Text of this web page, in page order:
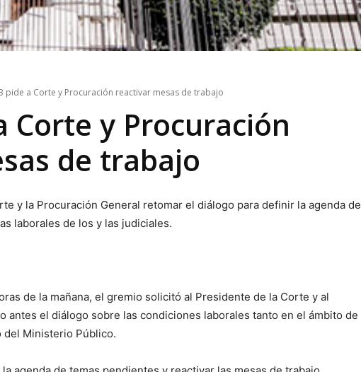
pide a Corte y Procuración reactivar mesas de trabajo
Corte y Procuración
de trabajo
y la Procuración General retomar el diálogo para definir la agenda de
laborales de los y las judiciales.
de la mañana, el gremio solicitó al Presidente de la Corte y al
antes el diálogo sobre las condiciones laborales tanto en el ámbito de
del Ministerio Público.